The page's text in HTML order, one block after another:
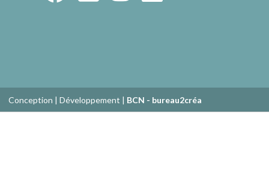
Conception | Développement | BCN - bureau2créa